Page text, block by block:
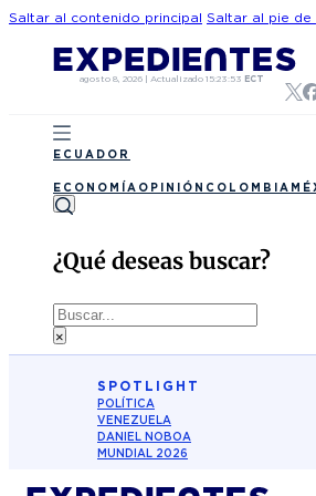
Saltar al contenido principal Saltar al pie de
agosto 8, 2026 | Actualizado 15:23:53 ECT
ECUADOR
ECONOMÍA OPINIÓN COLOMBIA
¿Qué deseas buscar?
Buscar
×
SPOTLIGHT
POLÍTICA
VENEZUELA
DANIEL NOBOA
MUNDIAL 2026